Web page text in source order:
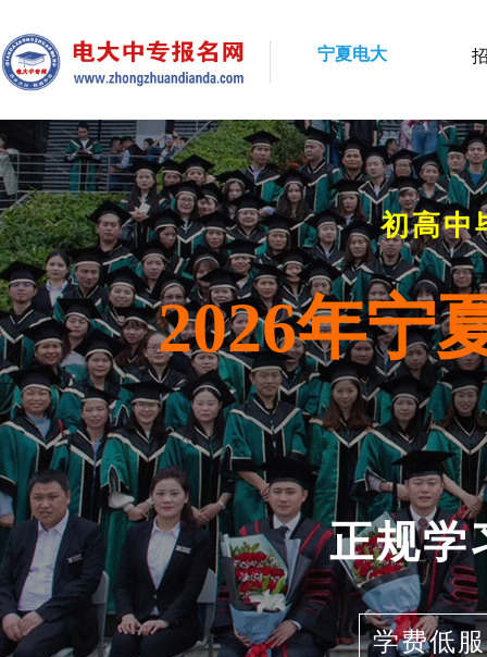
宁夏电大
初高中
2026年宁
正规学
学费低